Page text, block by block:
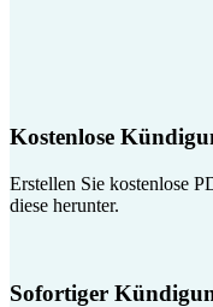
Kostenlose
Erstellen Sie kostenlose
diese herunter.
Sofortiger